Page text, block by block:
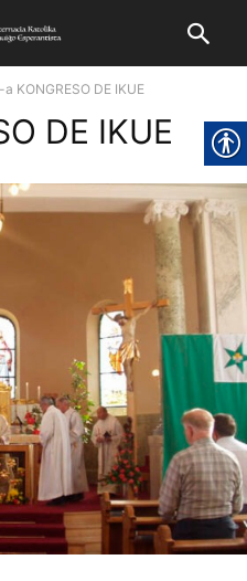
a KONGRESO DE IKUE
DE IKUE